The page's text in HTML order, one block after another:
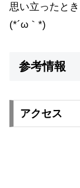
思い立ったと
(*´ω｀*)
参考情報
アクセス